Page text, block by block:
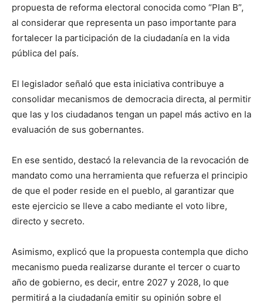
propuesta de reforma electoral conocida como “Plan B”,
al considerar que representa un paso importante para
fortalecer la participación de la ciudadanía en la vida
pública del país.
El legislador señaló que esta iniciativa contribuye a
consolidar mecanismos de democracia directa, al permitir
que las y los ciudadanos tengan un papel más activo en la
evaluación de sus gobernantes.
En ese sentido, destacó la relevancia de la revocación de
mandato como una herramienta que refuerza el principio
de que el poder reside en el pueblo, al garantizar que
este ejercicio se lleve a cabo mediante el voto libre,
directo y secreto.
Asimismo, explicó que la propuesta contempla que dicho
mecanismo pueda realizarse durante el tercer o cuarto
año de gobierno, es decir, entre 2027 y 2028, lo que
permitirá a la ciudadanía emitir su opinión sobre el